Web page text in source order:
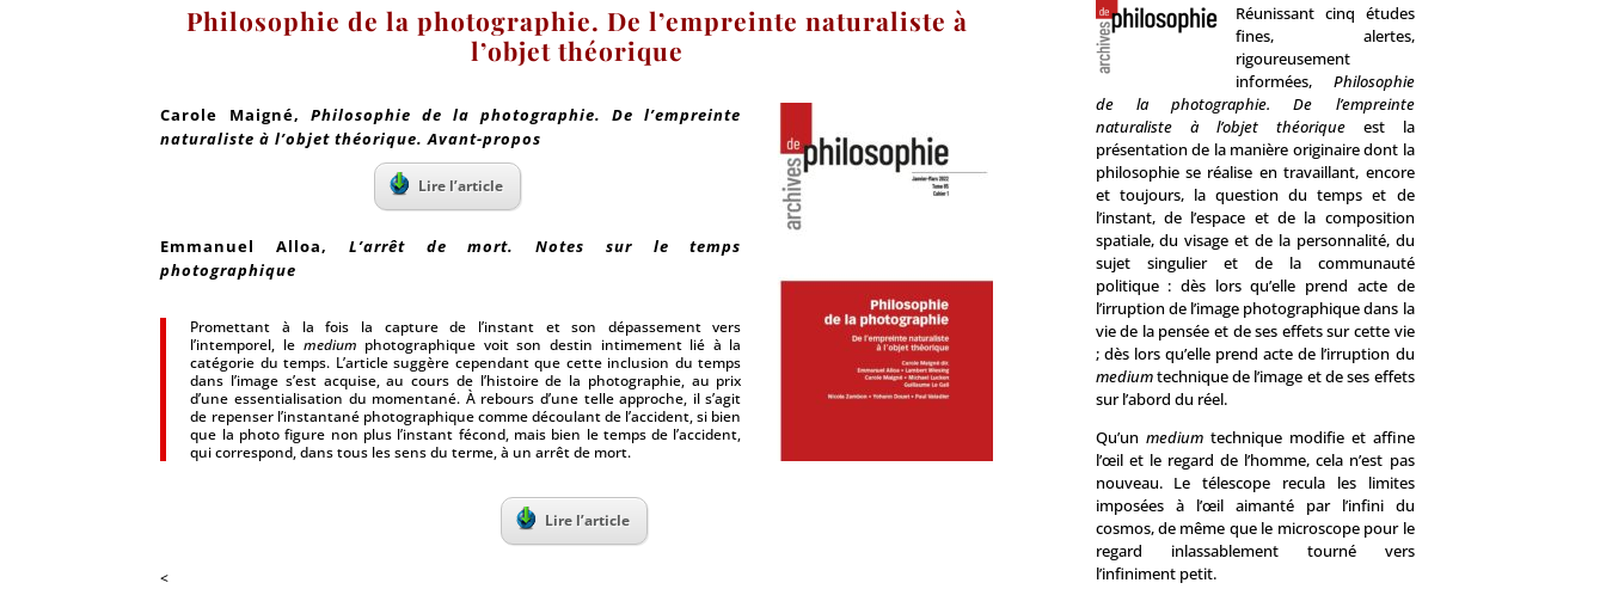
Philosophie de la photographie. De l’empreinte naturaliste à
l’objet théorique
Carole Maigné, Philosophie de la photographie. De l’empreinte
naturaliste à l’objet théorique. Avant-propos
Lire l’article
Emmanuel Alloa, L’arrêt de mort. Notes sur le temps
photographique
Promettant à la fois la capture de l’instant et son dépassement vers
l’intemporel, le medium photographique voit son destin intimement lié à la
catégorie du temps. L’article suggère cependant que cette inclusion du temps
dans l’image s’est acquise, au cours de l’histoire de la photographie, au prix
d’une essentialisation du momentané. À rebours d’une telle approche, il s’agit
de repenser l’instantané photographique comme découlant de l’accident, si bien
que la photo figure non plus l’instant fécond, mais bien le temps de l’accident,
qui correspond, dans tous les sens du terme, à un arrêt de mort.
Lire l’article
<
Réunissant cinq études
fines, alertes,
rigoureusement
informées, Philosophie
de la photographie. De l’empreinte
naturaliste à l’objet théoriqueest la
présentation de la manière originaire dont la
philosophie se réalise en travaillant, encore
et toujours, la question du temps et de
l’instant, de l’espace et de la composition
spatiale, du visage et de la personnalité, du
sujet singulier et de la communauté
politique : dès lors qu’elle prend acte de
l’irruption de l’image photographique dans la
vie de la pensée et de ses effets sur cette vie
; dès lors qu’elle prend acte de l’irruption du
mediumtechnique de l’image et de ses effets
sur l’abord du réel.
Qu’un mediumtechnique modifie et affine
l’œil et le regard de l’homme, cela n’est pas
nouveau. Le télescope recula les limites
imposées à l’œil aimanté par l’infini du
cosmos, de même que le microscope pour le
regard inlassablement tourné vers
l’infiniment petit.